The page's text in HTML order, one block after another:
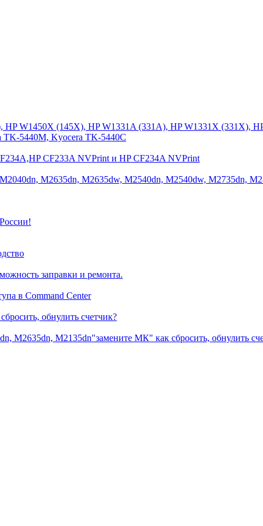
HP W1450X (145X), HP W1331A (331A), HP W1331X (331X),
5440M, Kyocera TK-5440C
CF233A NVPrint и HP CF234A NVPrint
M2635dn, M2635dw, M2540dn, M2540dw, M2735dn,
заправки и ремонта.
в Command Center
обнулить счетчик?
M2635dn, M2135dn"замените МК" как сбросить, обнулить